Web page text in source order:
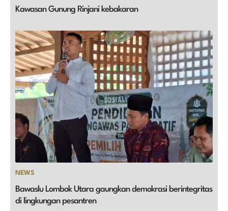
Kawasan Gunung Rinjani kebakaran
NEWS
Bawaslu Lombok Utara gaungkan demokrasi berintegritas
di lingkungan pesantren